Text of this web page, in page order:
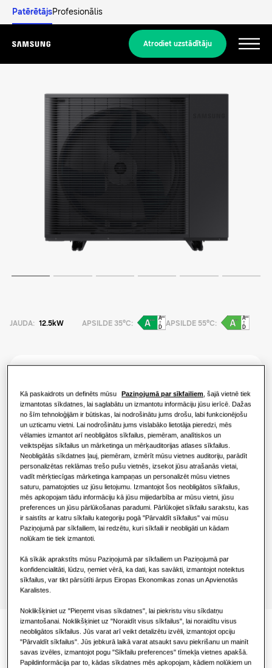
PatērētājsProfesionālis
Menu
Atrodiet uzstādītāju
Atklājiet
DZĪVOJAMO ĒKU RISINĀJUMI
Viesnīcām
Mazumtirdzniecības ēkām
Restorānam
Birojam
Ilgtspējība
One Samsung
Mūsu risinājumi
Gaisa kondicionēšanas risinājumi
Vadīklas
JAUDA: 12.5kW APSILDE 35°C: APSILDE 55°C:
Split Outdoor (R32) - High Capacity
Pieejamā ietilpība
12.5kW 16.0kW
Pieejamā jauda
1 fāze 3 fāzes
Zemāks GSP
Kā paskaidrots un definēts mūsu Paziņojumā par sīkfailiem, šajā vietnē tiek
izmantotas sīkdatnes, lai saglabātu un izmantotu informāciju jūsu ierīcē. Dažas
no šīm tehnoloģijām ir būtiskas, lai nodrošinātu jums drošu, labi funkcionējošu
un uzticamu vietni. Lai nodrošinātu jums vislabāko lietotāja pieredzi, mēs
vēlamies izmantot arī neobligātos sīkfailus, piemēram, analītiskos un
veiktspējas sīkfailus un mārketinga un mērķauditorijas atlases sīkfailus.
Neobligātās sīkdatnes ļauj, piemēram, izmērīt mūsu vietnes auditoriju, parādīt
personalizētas reklāmas trešo pušu vietnēs, izsekot jūsu atrašanās vietai,
vadīt mērķtiecīgas mārketinga kampaņas un personalizēt mūsu vietnes
saturu, pamatojoties uz jūsu lietojumu. Izmantojot šos neobligātos sīkfailus,
mēs apkopojam tādu informāciju kā jūsu mijiedarbība ar mūsu vietni, jūsu
preferences un jūsu pārlūkošanas paradumi. Pārlūkojiet sīkfailu sarakstu, kas
ir saistīts ar katru sīkfailu kategoriju pogā "Pārvaldīt sīkfailus" vai mūsu
Paziņojumā par sīkfailiem, lai redzētu, kuri sīkfaili ir neobligāti un kādam
nolūkam tie tiek izmantoti.
Kā sīkāk aprakstīts mūsu Paziņojumā par sīkfailiem un Paziņojumā par
konfidencialitāti, lūdzu, ņemiet vērā, ka dati, kas savākti, izmantojot noteiktus
sīkfailus, var tikt pārsūtīti ārpus Eiropas Ekonomikas zonas un Apvienotās
Karalistes.
Noklikšķiniet uz "Pieņemt visas sīkdatnes", lai piekristu visu sīkdatņu
izmantošanai. Noklikšķiniet uz "Noraidīt visus sīkfailus", lai noraidītu visus
neobligātos sīkfailus. Jūs varat arī veikt detalizētu izvēli, izmantojot opciju
"Pārvaldīt sīkfailus". Jūs jebkurā laikā varat atsaukt savu piekrišanu un mainīt
savas izvēles, izmantojot pogu "Sīkfailu preferences" tīmekļa vietnes apakšā.
Papildinformācija par to, kādas sīkdatnes mēs apkopojam, kādiem nolūkiem un